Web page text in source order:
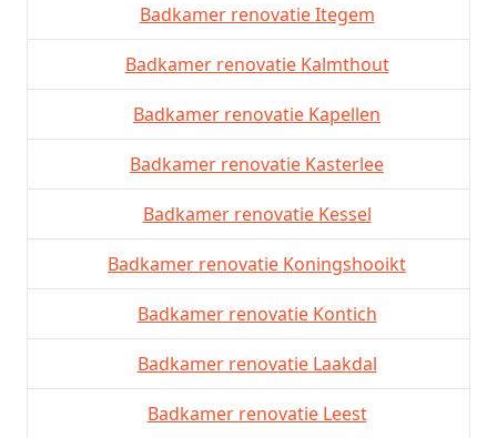
Badkamer renovatie Itegem
Badkamer renovatie Kalmthout
Badkamer renovatie Kapellen
Badkamer renovatie Kasterlee
Badkamer renovatie Kessel
Badkamer renovatie Koningshooikt
Badkamer renovatie Kontich
Badkamer renovatie Laakdal
Badkamer renovatie Leest